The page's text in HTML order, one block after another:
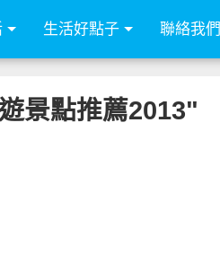
生活好點子 聯絡我們
景點推薦2013"